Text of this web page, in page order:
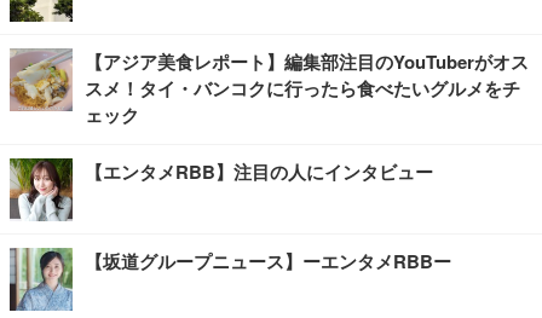
【アジア美食レポート】編集部注目のYouTuberがオス
スメ！タイ・バンコクに行ったら食べたいグルメをチ
ェック
【エンタメRBB】注目の人にインタビュー
【坂道グループニュース】ーエンタメRBBー